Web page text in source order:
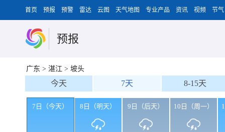
首页 预报 预警 雷达 云图 天气地图 专业产品 资讯 视频 节气
预报
广东 > 湛江 > 坡头
今天 7天 8-15天
7日（今天） 8日（明天） 9日（后天） 10日（周一）